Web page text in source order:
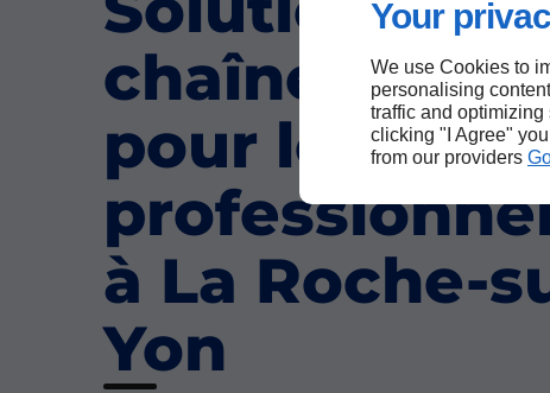
Your
We use Cookies to
personalising
traffic and
clicking "I Agree"
from our providers
chaîne du
pour les
à La Roche-
Yon